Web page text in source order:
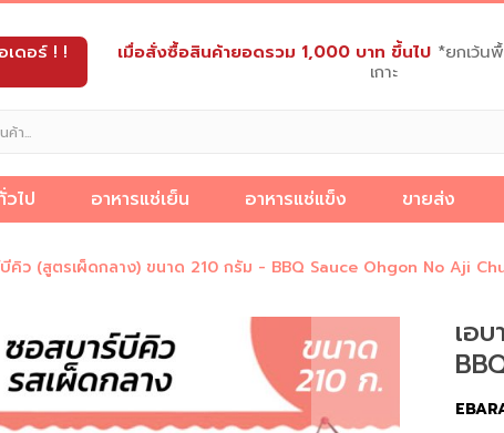
ดอร์ ! !
เมื่อสั่งซื้อสินค้ายอดรวม 1,000 บาท ขึ้นไป*ยกเว้น
เกาะ
ครื่อง
ญี่ปุ่น
ผลิต
อรี่
นม
ดื่ม
การแจ้ง
เกี่ยว
เรา
ไป อาหารแช่เย็น อาหารแช่แข็ง ขายส่ง
บีคิว (สูตรเผ็ดกลาง) ขนาด 210 กรัม - BBQ Sauce Ohgon No Aji
เอ